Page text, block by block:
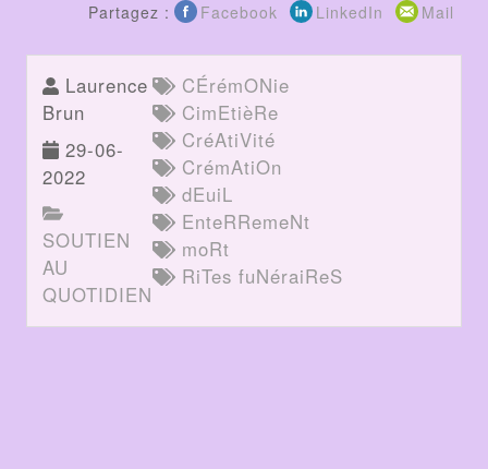
Partagez : Facebook LinkedIn Mail
Laurence
Brun
29-06-
2022
SOUTIEN
AU
QUOTIDIEN
CÉrémONie
CimEtièRe
CréAtiVité
CrémAtiOn
dEuiL
EnteRRemeNt
moRt
RiTes fuNéraiReS